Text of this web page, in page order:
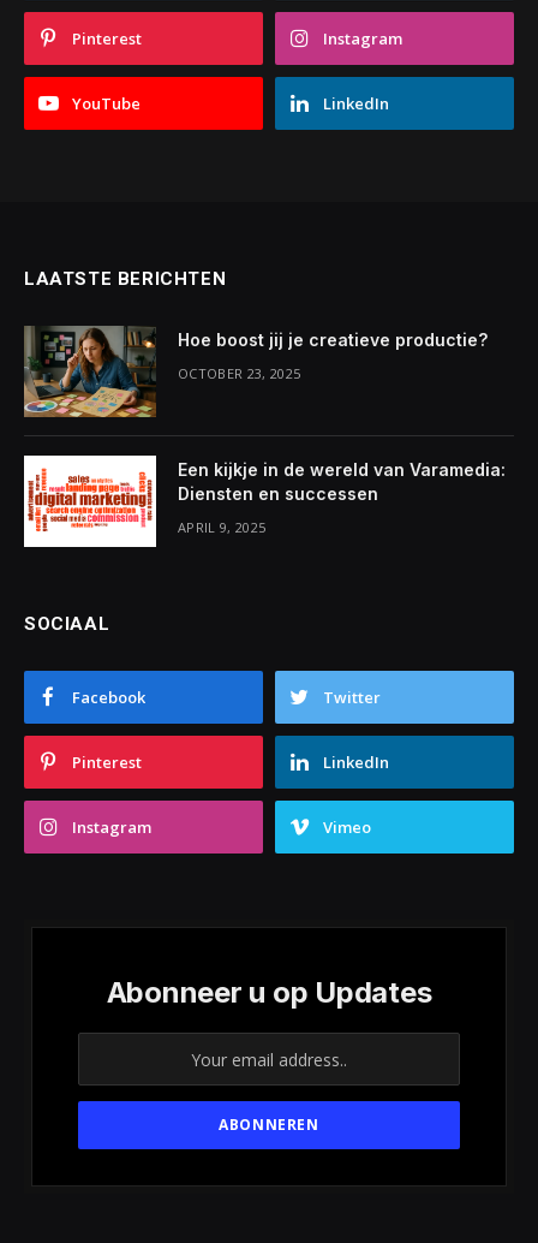
Pinterest Instagram
YouTube LinkedIn
LAATSTE BERICHTEN
Hoe boost jij je creatieve productie?
OCTOBER 23, 2025
Een kijkje in de wereld van Varamedia:
Diensten en successen
APRIL 9, 2025
SOCIAAL
Facebook Twitter
Pinterest LinkedIn
Instagram Vimeo
Abonneer u op Updates